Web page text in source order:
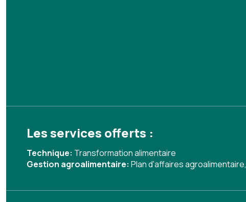
Les services offerts :
Technique: Transformation alimentaire
Gestion agroalimentaire: Plan d'affaires agroalimentaire,